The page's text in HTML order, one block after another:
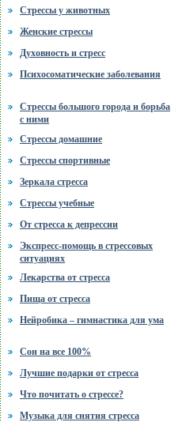
Стрессы у животных
Женские стрессы
Духовность и стресс
Психосоматические заболевания
Стрессы большого города и борьба
с ними
Стрессы домашние
Стрессы спортивные
Зеркала стресса
Стрессы учебные
От стресса к депрессии
Экспресс-помощь в стрессовых
ситуациях
Лекарства от стресса
Пища от стресса
Нейробика – гимнастика для ума
Сон на все 100%
Лучшие подарки от стресса
Что почитать о стрессе?
Музыка для снятия стресса